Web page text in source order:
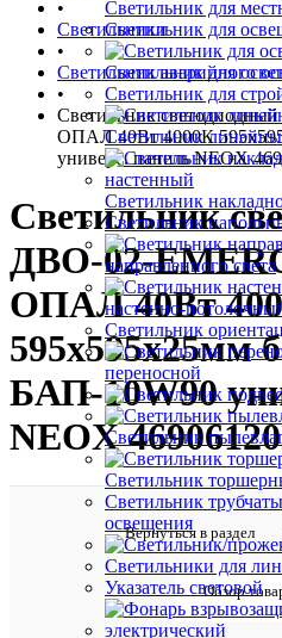
Светильник для
Светильник для
Светильник для
Светильник для
Светильник
Светильник
Светильник
направленного света
настенно-
Светильник
переносной
Светильник
Светильник
Светильник
освещения
Светильники для
Указатель световой
•
Светильники
•
Светильник аварийного
•
Светильник
ОПАЛ 40Вт 4000К
универс. панель NEOX
Светильник
ДВО-02-
ОПАЛ 40Вт
595х595х25мм
БАП-10W90
NEOX
Вернуться в раздел
Обзор